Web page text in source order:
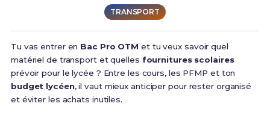
TRANSPORT
Tu vas entrer en Bac Pro OTM et tu veux savoir quel
matériel de transport et quelles fournitures scolaires
prévoir pour le lycée ? Entre les cours, les PFMP et ton
budget lycéen, il vaut mieux anticiper pour rester organisé
et éviter les achats inutiles.